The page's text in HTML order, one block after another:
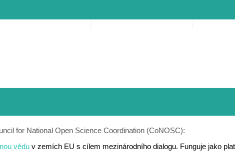
for National Open Science Coordination (CoNOSC):
vědu v zemích EU s cílem mezinárodního dialogu. Funguje jako